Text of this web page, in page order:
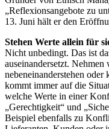
„Reflexionsangebote zu
13. Juni hält er den
Stehen Werte allein für
Nicht unbedingt. Das ist
auseinandersetzt.
nebeneinanderstehen
kommt immer auf die
welche Werte in einer
„Gerechtigkeit“ und
Beispiel ebenfalls zu